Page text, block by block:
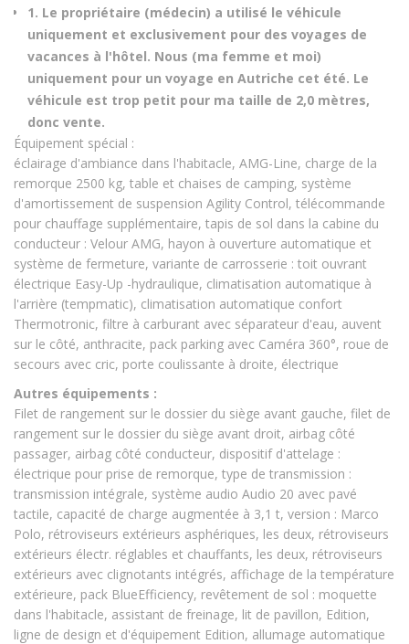
1. Le propriétaire (médecin) a utilisé le véhicule
uniquement et exclusivement pour des voyages de
vacances à l'hôtel. Nous (ma femme et moi)
uniquement pour un voyage en Autriche cet été. Le
véhicule est trop petit pour ma taille de 2,0 mètres,
donc vente.
Équipement spécial :
éclairage d'ambiance dans l'habitacle, AMG-Line, charge de la
remorque 2500 kg, table et chaises de camping, système
d'amortissement de suspension Agility Control, télécommande
pour chauffage supplémentaire, tapis de sol dans la cabine du
conducteur : Velour AMG, hayon à ouverture automatique et
système de fermeture, variante de carrosserie : toit ouvrant
électrique Easy-Up -hydraulique, climatisation automatique à
l'arrière (tempmatic), climatisation automatique confort
Thermotronic, filtre à carburant avec séparateur d'eau, auvent
sur le côté, anthracite, pack parking avec Caméra 360°, roue de
secours avec cric, porte coulissante à droite, électrique
Autres équipements :
Filet de rangement sur le dossier du siège avant gauche, filet de
rangement sur le dossier du siège avant droit, airbag côté
passager, airbag côté conducteur, dispositif d'attelage :
électrique pour prise de remorque, type de transmission :
transmission intégrale, système audio Audio 20 avec pavé
tactile, capacité de charge augmentée à 3,1 t, version : Marco
Polo, rétroviseurs extérieurs asphériques, les deux, rétroviseurs
extérieurs électr. réglables et chauffants, les deux, rétroviseurs
extérieurs avec clignotants intégrés, affichage de la température
extérieure, pack BlueEfficiency, revêtement de sol : moquette
dans l'habitacle, assistant de freinage, lit de pavillon, Edition,
ligne de design et d'équipement Edition, allumage automatique